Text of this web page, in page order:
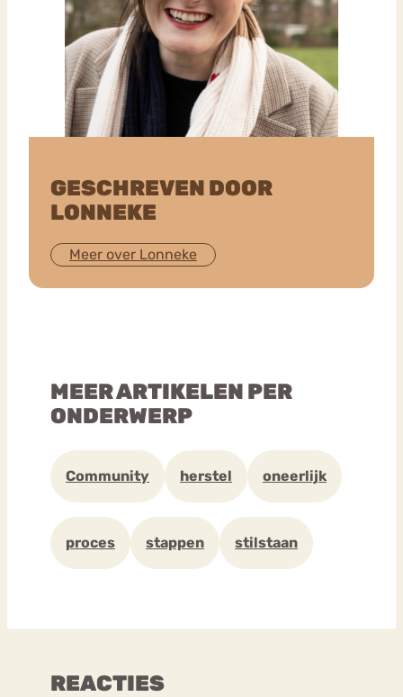
GESCHREVEN DOOR
LONNEKE
Meer over Lonneke
MEER ARTIKELEN PER
ONDERWERP
Community herstel oneerlijk
proces stappen stilstaan
REACTIES